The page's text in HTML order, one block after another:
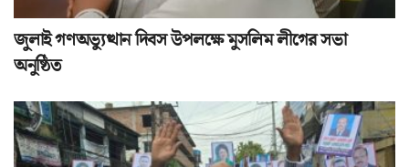
জুলাই গণঅভ্যুত্থান দিবস উপলক্ষে মুসলিম লীগের সভা
অনুষ্ঠিত